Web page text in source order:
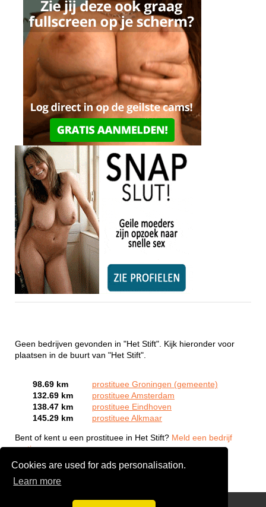
Cookies are used for ads personalisation.
Learn more
Geen bedrijven gevonden in "Het Stift". Kijk hieronder voor
plaatsen in de buurt van "Het Stift".
98.69 km
prostituee Groningen (gemeente)
132.69 km
prostituee Amsterdam
138.47 km
prostituee Eindhoven
145.29 km
prostituee Alkmaar
Bent of kent u een prostituee in Het Stift? Meld een bedrijf
gratis aan